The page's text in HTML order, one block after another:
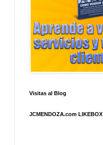
Visitas al Blog
JCMENDOZA.com LIKEBOX